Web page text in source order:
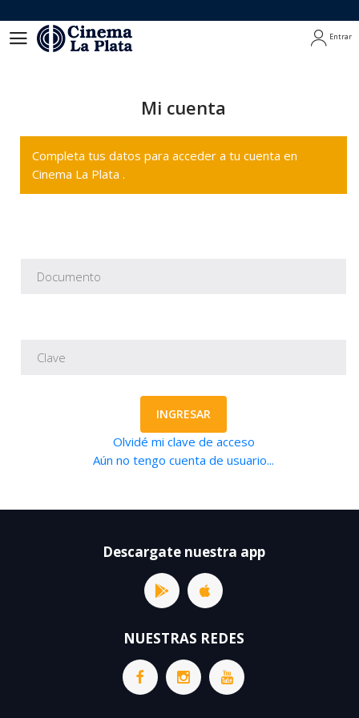
Entrar
Mi cuenta
Completa tus datos para acceder a tu cuenta en
Cinema La Plata .
INGRESAR
Olvidé mi clave de acceso
Aún no tengo cuenta de usuario...
Descargate nuestra app
NUESTRAS REDES